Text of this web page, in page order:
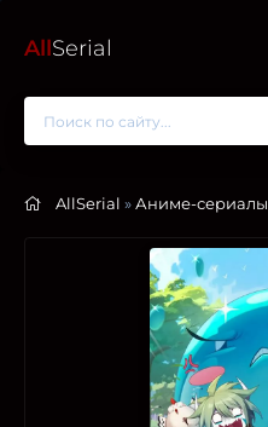
AllSerial
AllSerial »Аниме-сериалы